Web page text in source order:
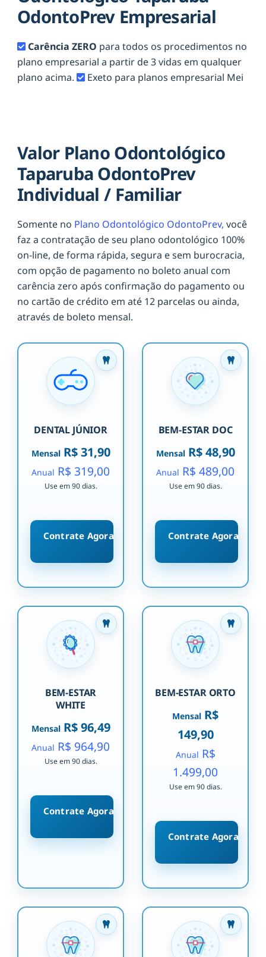
OdontoPrev Empresarial
Carência ZERO para todos os procedimentos no
plano empresarial a partir de 3 vidas em qualquer
plano acima.
Exeto para planos empresarial Mei
Valor Plano Odontológico
Taparuba OdontoPrev
Individual / Familiar
Somente no Plano Odontológico OdontoPrev, você
faz a contratação de seu plano odontológico 100%
on-line, de forma rápida, segura e sem burocracia,
com opção de pagamento no boleto anual com
carência zero após confirmação do pagamento ou
no cartão de crédito em até 12 parcelas ou ainda,
através de boleto mensal.
DENTAL JÚNIOR
MensalR$ 31,90
Anual R$ 319,00
Use em 90 dias.
Contrate Agora
BEM-ESTAR DOC
MensalR$ 48,90
Anual R$ 489,00
Use em 90 dias.
Contrate Agora
BEM-ESTAR
WHITE
MensalR$ 96,49
Anual R$ 964,90
Use em 90 dias.
Contrate Agora
BEM-ESTAR ORTO
Mensal R$
149,90
Anual R$
1.499,00
Use em 90 dias.
Contrate Agora